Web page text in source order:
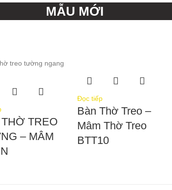
MẪU MỚI
TREO
– MÂM
Đọc tiếp
Bàn Thờ Treo –
Mâm Thờ Treo
BTT10